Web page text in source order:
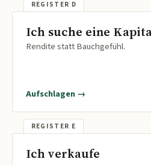
Ich suche eine
Rendite statt Bauchgefühl.
Aufschlagen →
Ich verkaufe